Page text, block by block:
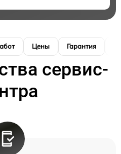
Цены Гарантия
сервис-